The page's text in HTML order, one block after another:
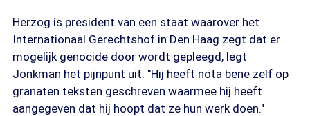
Herzog is president van een staat waarover het
Internationaal Gerechtshof in Den Haag zegt dat er
mogelijk genocide door wordt gepleegd, legt
Jonkman het pijnpunt uit. "Hij heeft nota bene zelf op
granaten teksten geschreven waarmee hij heeft
aangegeven dat hij hoopt dat ze hun werk doen."